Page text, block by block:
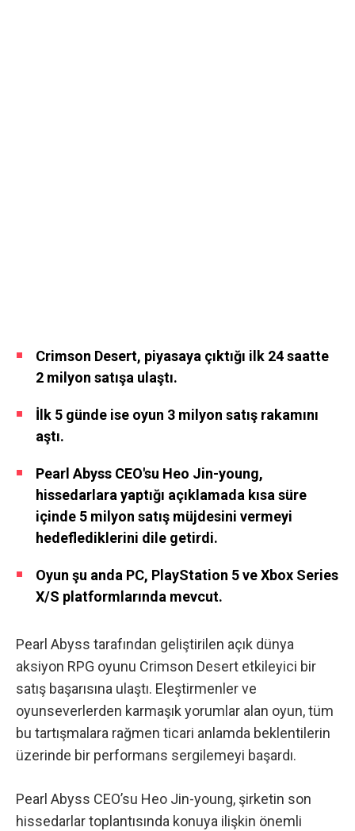
Crimson Desert, piyasaya çıktığı ilk 24 saatte
2 milyon satışa ulaştı.
İlk 5 günde ise oyun 3 milyon satış rakamını
aştı.
Pearl Abyss CEO'su Heo Jin-young,
hissedarlara yaptığı açıklamada kısa süre
içinde 5 milyon satış müjdesini vermeyi
hedeflediklerini dile getirdi.
Oyun şu anda PC, PlayStation 5 ve Xbox Series
X/S platformlarında mevcut.
Pearl Abyss tarafından geliştirilen açık dünya
aksiyon RPG oyunu Crimson Desert etkileyici bir
satış başarısına ulaştı. Eleştirmenler ve
oyunseverlerden karmaşık yorumlar alan oyun, tüm
bu tartışmalara rağmen ticari anlamda beklentilerin
üzerinde bir performans sergilemeyi başardı.
Pearl Abyss CEO’su Heo Jin-young, şirketin son
hissedarlar toplantısında konuya ilişkin önemli